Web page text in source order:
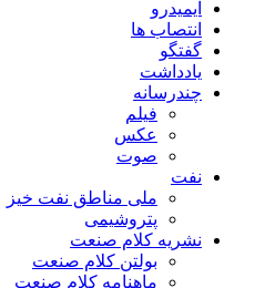
ایمیدرو
انتصاب ها
گفتگو
یادداشت
چندرسانه
فیلم
عکس
صوت
نفت
ملی مناطق نفت خیز
پتروشیمی
نشریه کلام صنعت
بولتن کلام صنعت
ماهنامه کلام صنعت